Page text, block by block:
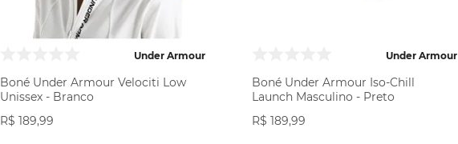
Under Armour
Boné Under Armour Velociti Low
Unissex - Branco
R$ 189,99
Under Armour
Boné Under Armour Iso-Chill
Launch Masculino - Preto
R$ 189,99